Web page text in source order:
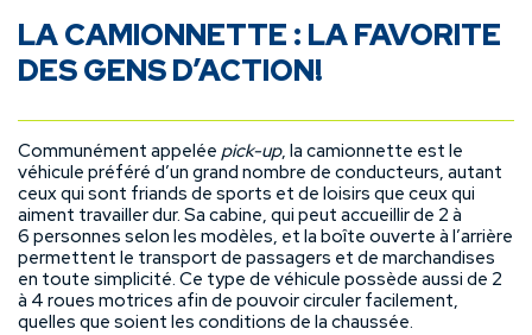
LA CAMIONNETTE : LA FAVORITE
DES GENS D’ACTION!
Communément appelée pick-up, la camionnette est le
véhicule préféré d’un grand nombre de conducteurs, autant
ceux qui sont friands de sports et de loisirs que ceux qui
aiment travailler dur. Sa cabine, qui peut accueillir de 2 à
6 personnes selon les modèles, et la boîte ouverte à l’arrière
permettent le transport de passagers et de marchandises
en toute simplicité. Ce type de véhicule possède aussi de 2
à 4 roues motrices afin de pouvoir circuler facilement,
quelles que soient les conditions de la chaussée.